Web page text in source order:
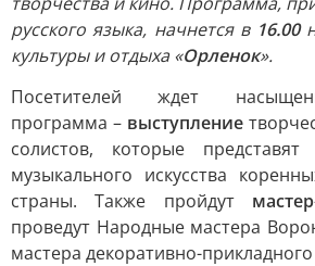
русского языка, начнется в 16.00
культуры и отдыха «Орленок».
Посетителей ждет
программа – выступление
солистов, которые
музыкального искусства
страны. Также пройдут мастер
проведут Народные мастера
мастера декоративно-